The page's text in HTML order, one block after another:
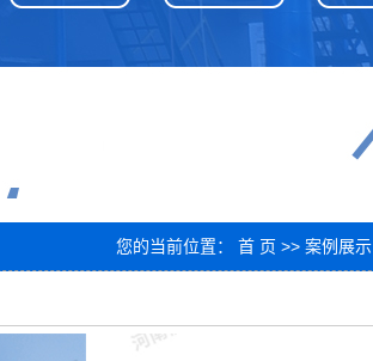
您的当前位置： 首 页 >> 案例展示